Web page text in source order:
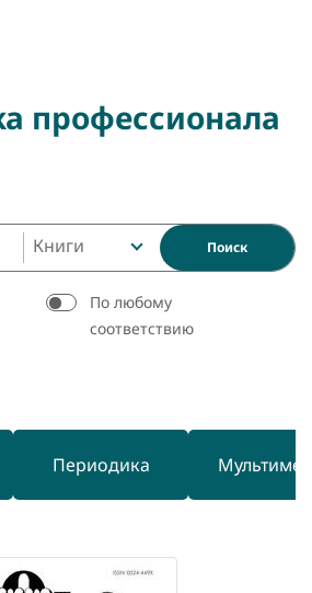
профессионала
Книги Поиск
По любому
соответствию
Периодика